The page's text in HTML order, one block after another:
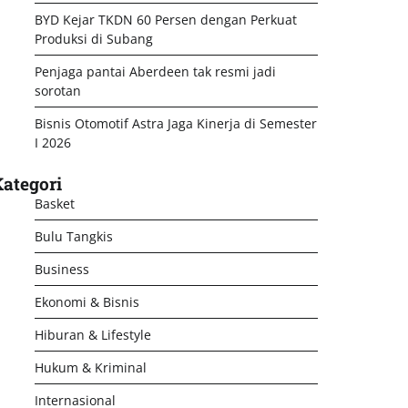
BYD Kejar TKDN 60 Persen dengan Perkuat
Produksi di Subang
Penjaga pantai Aberdeen tak resmi jadi
sorotan
Bisnis Otomotif Astra Jaga Kinerja di Semester
I 2026
Basket
Bulu Tangkis
Business
Ekonomi & Bisnis
Hiburan & Lifestyle
Hukum & Kriminal
Internasional